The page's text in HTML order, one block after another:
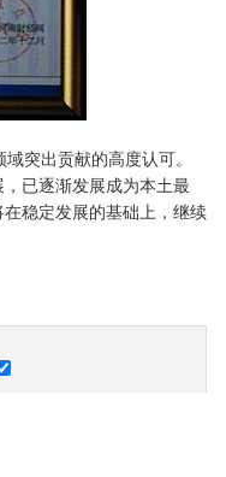
突出贡献的高度认可。
已逐渐发展成为本土最
稳定发展的基础上，继续